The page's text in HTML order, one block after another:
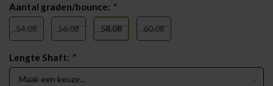
Aantal graden/bounce: *
54.08 56.08 58.08 60.08
Lengte Shaft: *